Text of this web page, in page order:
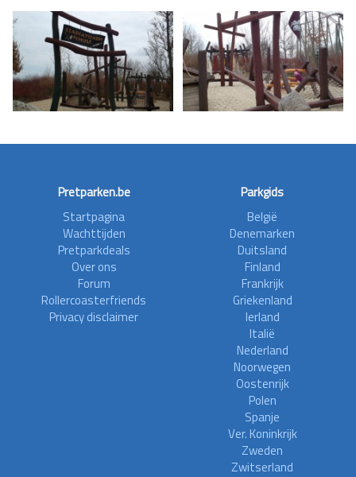
Pretparken.be
Startpagina
Wachttijden
Pretparkdeals
Over ons
Forum
Rollercoasterfriends
Privacy disclaimer
Parkgids
België
Denemarken
Duitsland
Finland
Frankrijk
Griekenland
Ierland
Italië
Nederland
Noorwegen
Oostenrijk
Polen
Spanje
Ver. Koninkrijk
Zweden
Zwitserland